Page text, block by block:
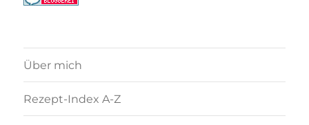
Über mich
Rezept-Index A-Z